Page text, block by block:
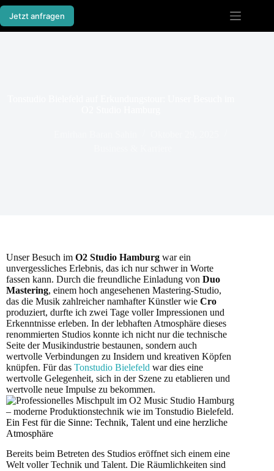
Jetzt anfragen
Unser Besuch im O2 Studio Hamburg war ein
unvergessliches Erlebnis, das ich nur schwer in Worte
fassen kann. Durch die freundliche Einladung von Duo
Mastering, einem hoch angesehenen Mastering-Studio,
das die Musik zahlreicher namhafter Künstler wie Cro
produziert, durfte ich zwei Tage voller Impressionen und
Erkenntnisse erleben. In der lebhaften Atmosphäre dieses
renommierten Studios konnte ich nicht nur die technische
Seite der Musikindustrie bestaunen, sondern auch
wertvolle Verbindungen zu Insidern und kreativen Köpfen
knüpfen. Für das Tonstudio Bielefeld war dies eine
wertvolle Gelegenheit, sich in der Szene zu etablieren und
wertvolle neue Impulse zu bekommen.
Ein Fest für die Sinne: Technik, Talent und eine herzliche
Atmosphäre
Bereits beim Betreten des Studios eröffnet sich einem eine
Welt voller Technik und Talent. Die Räumlichkeiten sind